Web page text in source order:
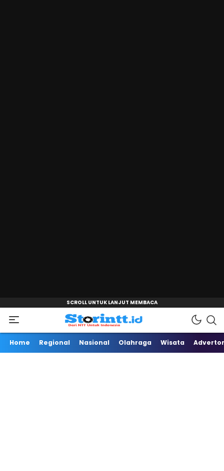
"
Storintt
Dari NTT Untuk Indonesia
Home Regional Nasional Olahraga Wisata